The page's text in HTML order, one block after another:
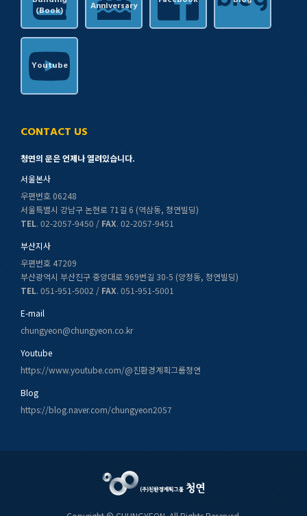
(Book)
Anniversary
Youtube
CONTACT US
청연의 문은 언제나 열려있습니다.
서울본사
우편번호 06248
서울특별시 강남구 논현로 71길 6 (역삼동, 청연빌딩)
TEL. 02-2057-9450 /FAX. 02-2057-9451
부산지사
우편번호 47209
부산광역시 부산진구 중앙대로 969번길 30-5 (양정동, 청연빌딩)
TEL. 051-951-5002 /FAX. 051-951-5001
E-mail
chungyeon@chungyeon.co.kr
Youtube
https://www.youtube.com/@친환경계획그룹청연
Blog
https://blog.naver.com/chungyeon2057